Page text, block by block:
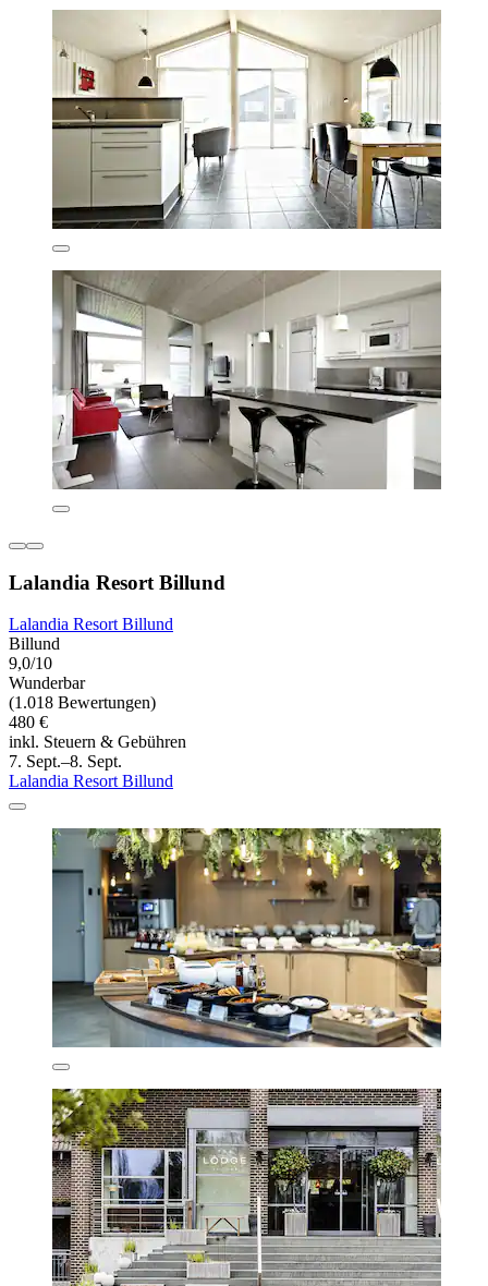
Lalandia Resort Billund
Lalandia Resort Billund
Billund
9,0/10
Wunderbar
(1.018 Bewertungen)
480 €
inkl. Steuern & Gebühren
7. Sept.–8. Sept.
Lalandia Resort Billund